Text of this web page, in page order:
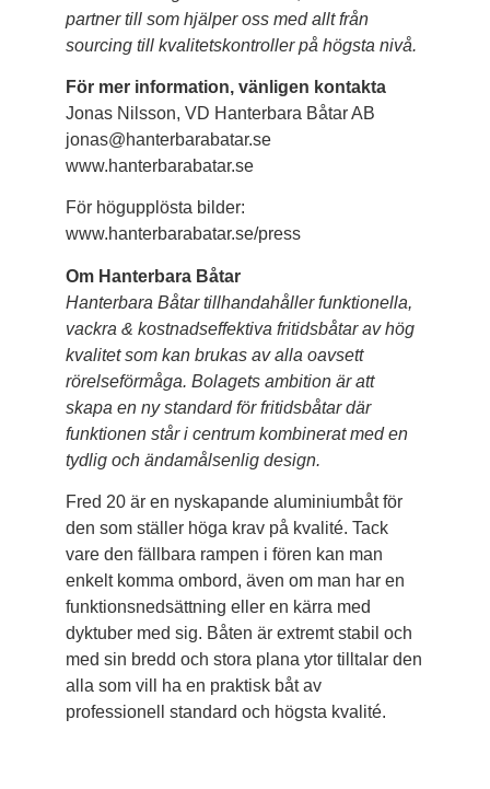
partner till som hjälper oss med allt från
sourcing till kvalitetskontroller på högsta nivå.
För mer information, vänligen kontakta
Jonas Nilsson, VD Hanterbara Båtar AB​
jonas@hanterbarabatar.se
www.hanterbarabatar.se
För högupplösta bilder:
www.hanterbarabatar.se/press
Om Hanterbara Båtar
Hanterbara Båtar tillhandahåller funktionella,
vackra & kostnadseffektiva fritidsbåtar av hög
kvalitet som kan brukas av alla oavsett
rörelseförmåga. Bolagets ambition är att
skapa en ny standard för fritidsbåtar där
funktionen står i centrum kombinerat med en
tydlig och ändamålsenlig design.
Fred 20 är en nyskapande aluminiumbåt för
den som ställer höga krav på kvalité. Tack
vare den fällbara rampen i fören kan man
enkelt komma ombord, även om man har en
funktionsnedsättning eller en kärra med
dyktuber med sig. Båten är extremt stabil och
med sin bredd och stora plana ytor tilltalar den
alla som vill ha en praktisk båt av
professionell standard och högsta kvalité.